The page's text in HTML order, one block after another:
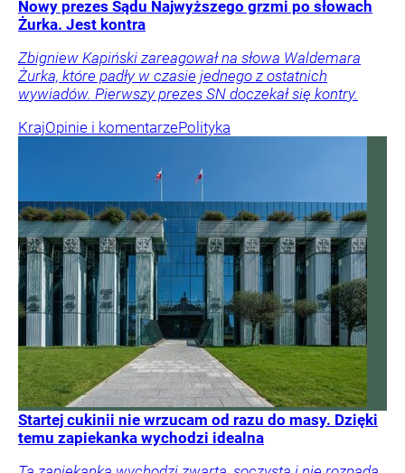
Nowy prezes Sądu Najwyższego grzmi po słowach
Żurka. Jest kontra
Zbigniew Kapiński zareagował na słowa Waldemara
Żurka, które padły w czasie jednego z ostatnich
wywiadów. Pierwszy prezes SN doczekał się kontry.
KrajOpinie i komentarzePolityka
Startej cukinii nie wrzucam od razu do masy. Dzięki
temu zapiekanka wychodzi idealna